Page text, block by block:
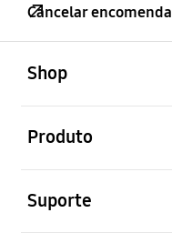
Cancelar encomenda
Shop
Produto
Suporte